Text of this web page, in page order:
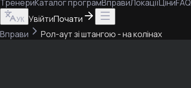
ТренериКаталог програмВправиЛокаціїЦіниFAQ
УК УвійтиПочати
Вправи
Рол-аут зі штангою - на колінах